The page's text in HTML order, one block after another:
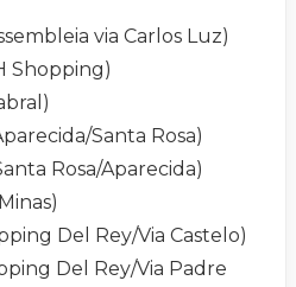
via Carlos Luz)
Shopping)
Santa Rosa)
Rosa/Aparecida)
Del Rey/Via Castelo)
Del Rey/Via Padre